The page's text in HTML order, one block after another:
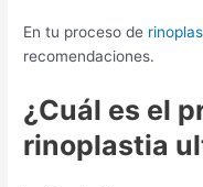
En tu proceso de
recomendaciones.
¿Cuál es el
rinoplastia